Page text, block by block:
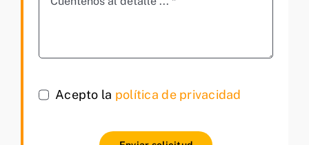
Acepto la política de privacidad